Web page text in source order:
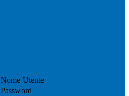
Nome Utente
Password